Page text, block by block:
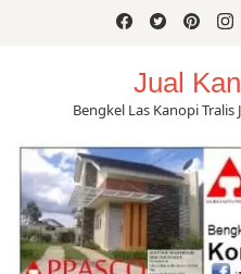
Jual
Bengkel Las Kanopi